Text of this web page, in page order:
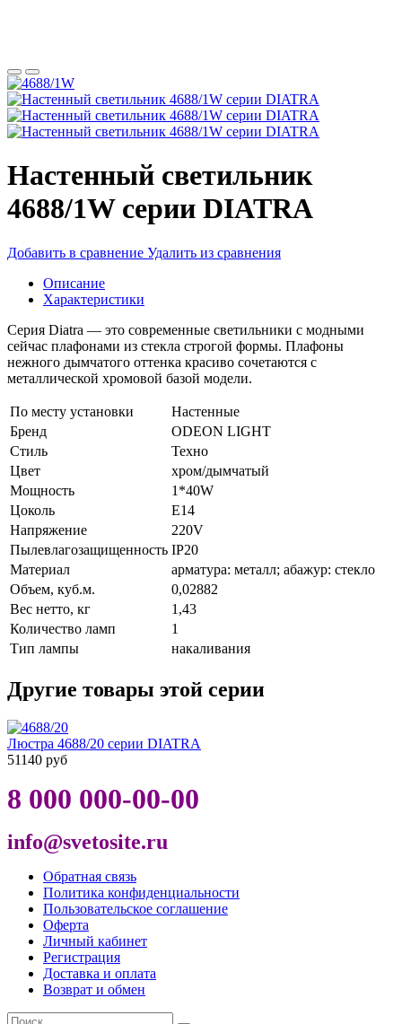
Настенный светильник
4688/1W серии DIATRA
Добавить в сравнение Удалить из сравнения
Описание
Характеристики
Серия Diatra — это современные светильники с модными
сейчас плафонами из стекла строгой формы. Плафоны
нежного дымчатого оттенка красиво сочетаются с
металлической хромовой базой модели.
По месту установки
Настенные
Бренд
ODEON LIGHT
Стиль
Техно
Цвет
хром/дымчатый
Мощность
1*40W
Цоколь
E14
Напряжение
220V
Пылевлагозащищенность IP20
Материал
арматура: металл; абажур: стекло
Объем, куб.м.
0,02882
Вес нетто, кг
1,43
Количество ламп
1
Тип лампы
накаливания
Другие товары этой серии
Люстра 4688/20 серии DIATRA
51140 руб
8 000 000-00-00
info@svetosite.ru
Обратная связь
Политика конфиденциальности
Пользовательское соглашение
Оферта
Личный кабинет
Регистрация
Доставка и оплата
Возврат и обмен